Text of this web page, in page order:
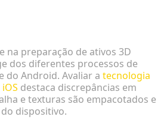
na preparação de ativos 3D
dos diferentes processos de
do Android. Avaliar a tecnologia
destaca discrepâncias em
e texturas são empacotados e
dispositivo.